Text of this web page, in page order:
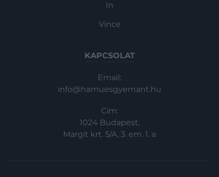
In
Vince
KAPCSOLAT
Email:
info@hamuesgyemant.hu
Cím:
1024 Budapest,
Margit krt. 5/A, 3. em. 1. a